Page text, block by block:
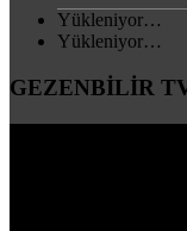
Yükleniyor…
Yükleniyor…
GEZENBİLİR